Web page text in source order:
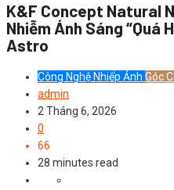
K&F Concept Natural
Nhiễm Ánh Sáng “Quá
Astro
Công Nghệ Nhiếp Ảnh Góc
admin
2 Tháng 6, 2026
0
66
28 minutes read